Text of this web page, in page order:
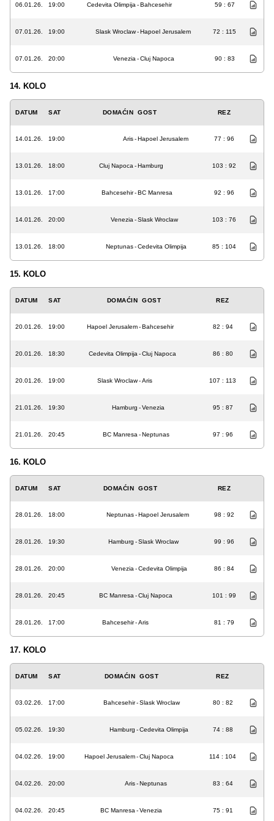
06.01.26. 19:00 Cedevita Olimpija -Bahcesehir 59 : 67
07.01.26. 19:00 Slask Wroclaw-Hapoel Jerusalem 72 : 115
07.01.26. 20:00 Venezia -Cluj Napoca 90 : 83
14. KOLO
DATUM SAT DOMAĆIN GOST REZ
14.01.26. 19:00 Aris-Hapoel Jerusalem 77 : 96
13.01.26. 18:00 Cluj Napoca -Hamburg 103 : 92
13.01.26. 17:00 Bahcesehir-BC Manresa 92 : 96
14.01.26. 20:00 Venezia -Slask Wroclaw 103 : 76
13.01.26. 18:00 Neptunas-Cedevita Olimpija 85 : 104
15. KOLO
DATUM SAT DOMAĆIN GOST REZ
20.01.26. 19:00 Hapoel Jerusalem-Bahcesehir 82 : 94
20.01.26. 18:30 Cedevita Olimpija -Cluj Napoca 86 : 80
20.01.26. 19:00 Slask Wroclaw-Aris 107 : 113
21.01.26. 19:30 Hamburg -Venezia 95 : 87
21.01.26. 20:45 BC Manresa -Neptunas 97 : 96
16. KOLO
DATUM SAT DOMAĆIN GOST REZ
28.01.26. 18:00 Neptunas-Hapoel Jerusalem 98 : 92
28.01.26. 19:30 Hamburg -Slask Wroclaw 99 : 96
28.01.26. 20:00 Venezia -Cedevita Olimpija 86 : 84
28.01.26. 20:45 BC Manresa -Cluj Napoca 101 : 99
28.01.26. 17:00 Bahcesehir-Aris 81 : 79
17. KOLO
DATUM SAT DOMAĆIN GOST REZ
03.02.26. 17:00 Bahcesehir-Slask Wroclaw 80 : 82
05.02.26. 19:30 Hamburg -Cedevita Olimpija 74 : 88
04.02.26. 19:00 Hapoel Jerusalem-Cluj Napoca 114 : 104
04.02.26. 20:00 Aris-Neptunas 83 : 64
04.02.26. 20:45 BC Manresa -Venezia 75 : 91